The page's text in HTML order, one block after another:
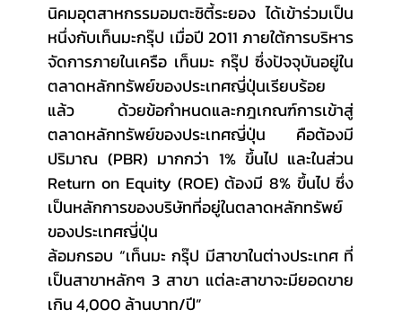
นิคมอุตสาหกรรมอมตะซิตี้ระยอง ได้เข้าร่วมเป็น
หนึ่งกับเท็นมะกรุ๊ป เมื่อปี 2011 ภายใต้การบริหาร
จัดการภายในเครือ เท็นมะ กรุ๊ป ซึ่งปัจจุบันอยู่ใน
ตลาดหลักทรัพย์ของประเทศญี่ปุ่นเรียบร้อย
แล้ว  ด้วยข้อกำหนดและกฎเกณฑ์การเข้าสู่
ตลาดหลักทรัพย์ของประเทศญี่ปุ่น คือต้องมี
ปริมาณ (PBR) มากกว่า 1% ขึ้นไป และในส่วน
Return on Equity (ROE) ต้องมี 8% ขึ้นไป ซึ่ง
เป็นหลักการของบริษัทที่อยู่ในตลาดหลักทรัพย์
ของประเทศญี่ปุ่น
ล้อมกรอบ “เท็นมะ กรุ๊ป มีสาขาในต่างประเทศ ที่
เป็นสาขาหลักๆ 3 สาขา แต่ละสาขาจะมียอดขาย
เกิน 4,000 ล้านบาท/ปี”